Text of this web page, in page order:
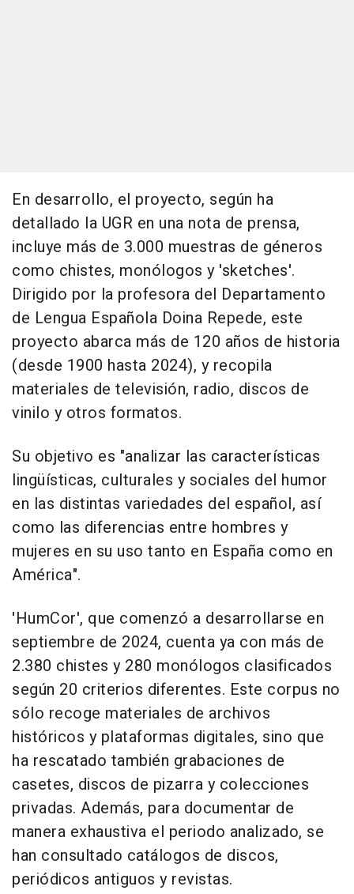
En desarrollo, el proyecto, según ha
detallado la UGR en una nota de prensa,
incluye más de 3.000 muestras de géneros
como chistes, monólogos y 'sketches'.
Dirigido por la profesora del Departamento
de Lengua Española Doina Repede, este
proyecto abarca más de 120 años de historia
(desde 1900 hasta 2024), y recopila
materiales de televisión, radio, discos de
vinilo y otros formatos.
Su objetivo es "analizar las características
lingüísticas, culturales y sociales del humor
en las distintas variedades del español, así
como las diferencias entre hombres y
mujeres en su uso tanto en España como en
América".
'HumCor', que comenzó a desarrollarse en
septiembre de 2024, cuenta ya con más de
2.380 chistes y 280 monólogos clasificados
según 20 criterios diferentes. Este corpus no
sólo recoge materiales de archivos
históricos y plataformas digitales, sino que
ha rescatado también grabaciones de
casetes, discos de pizarra y colecciones
privadas. Además, para documentar de
manera exhaustiva el periodo analizado, se
han consultado catálogos de discos,
periódicos antiguos y revistas.